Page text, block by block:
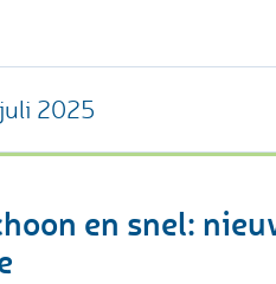
2025
en snel: